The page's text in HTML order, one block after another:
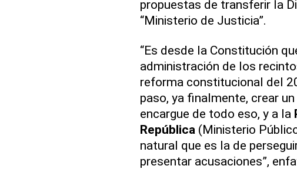
propuestas de transferir la
“Ministerio de Justicia”.
“Es desde la Constitución
administración de los
reforma constitucional del
paso, ya finalmente, crear
encargue de todo eso, y a la
República (Ministerio
natural que es la de
presentar acusaciones”,